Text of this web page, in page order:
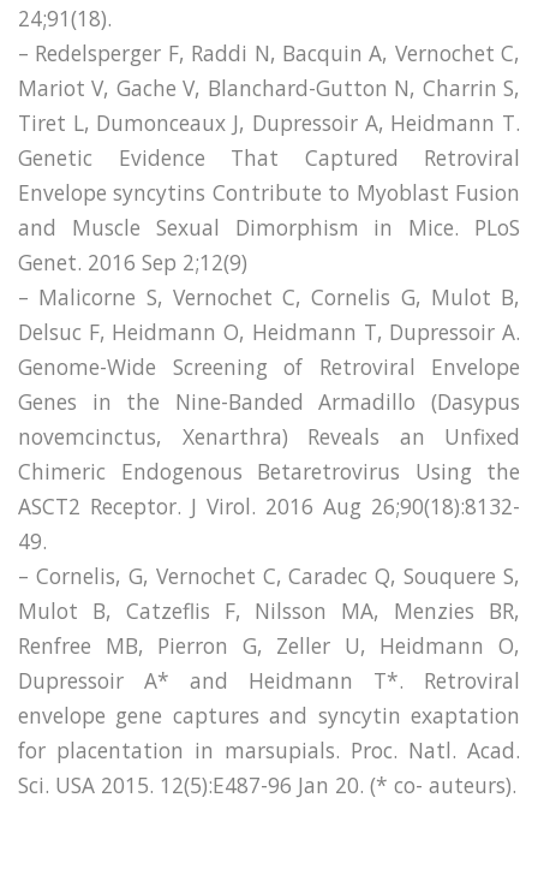
24;91(18).
– Redelsperger F, Raddi N, Bacquin A, Vernochet C,
Mariot V, Gache V, Blanchard-Gutton N, Charrin S,
Tiret L, Dumonceaux J, Dupressoir A, Heidmann T.
Genetic Evidence That Captured Retroviral
Envelope syncytins Contribute to Myoblast Fusion
and Muscle Sexual Dimorphism in Mice. PLoS
Genet. 2016 Sep 2;12(9)
– Malicorne S, Vernochet C, Cornelis G, Mulot B,
Delsuc F, Heidmann O, Heidmann T, Dupressoir A.
Genome-Wide Screening of Retroviral Envelope
Genes in the Nine-Banded Armadillo (Dasypus
novemcinctus, Xenarthra) Reveals an Unfixed
Chimeric Endogenous Betaretrovirus Using the
ASCT2 Receptor. J Virol. 2016 Aug 26;90(18):8132-
49.
– Cornelis, G, Vernochet C, Caradec Q, Souquere S,
Mulot B, Catzeflis F, Nilsson MA, Menzies BR,
Renfree MB, Pierron G, Zeller U, Heidmann O,
Dupressoir A* and Heidmann T*. Retroviral
envelope gene captures and syncytin exaptation
for placentation in marsupials. Proc. Natl. Acad.
Sci. USA 2015. 12(5):E487-96 Jan 20. (* co- auteurs).